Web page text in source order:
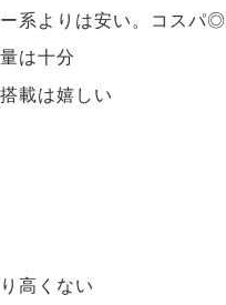
系よりは安い。コスパ◎
は十分
載は嬉しい
高くない